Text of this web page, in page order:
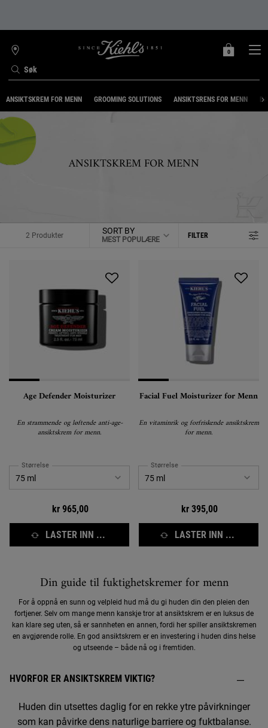
Søk
FINN
BUTIKK
MIN
0
0 PRODUKT
ANSIKTSKREM FOR MENN GROOMING SOLUTIONS ANSIKTSRENS FOR MENN
ANSIKTSKREM FOR MENN
2 Produkter SORT BY FILTER
FILTERMENY
Age Defender Moisturizer
En strammende og løftende anti-age-
ansiktskrem for menn.
Størrelse
kr 965,00
LASTER INN ...
Facial Fuel Moisturizer for Menn
En vitaminrik og forfriskende ansiktskrem
for menn.
Størrelse
kr 395,00
LASTER INN ...
Din guide til fuktighetskremer for menn
For å oppnå en sunn og velpleid hud må du gi huden din den pleien den
fortjener. Selv om mange menn kanskje tror at ansiktskrem er en luksus de
kan klare seg uten, så er sannheten en annen, fordi her spiller ansiktskremen
en avgjørende rolle. En god ansiktskrem er en investering i huden dins helse
og utseende – både nå og i fremtiden.
HVORFOR ER ANSIKTSKREM VIKTIG?
Huden din utsettes daglig for en rekke ytre påvirkninger
som kan påvirke dens naturlige barriere og fuktbalanse.